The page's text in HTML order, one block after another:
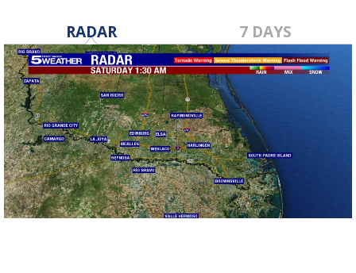
RADAR 7 DAYS